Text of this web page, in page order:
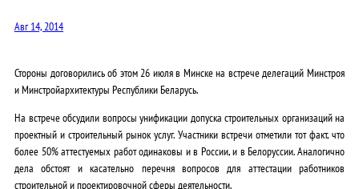
Авг 14, 2014
Стороны договорились об этом 26 июля в Минске на встрече делегаций Минстроя
и Минстройархитектуры Республики Беларусь.
На встрече обсудили вопросы унификации допуска строительных организаций на
проектный и строительный рынок услуг. Участники встречи отметили тот факт, что
более 50% аттестуемых работ одинаковы и в России, и в Белоруссии. Аналогично
дела обстоят и касательно перечня вопросов для аттестации работников
строительной и проектировочной сферы деятельности.